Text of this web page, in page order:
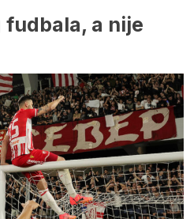
a nije